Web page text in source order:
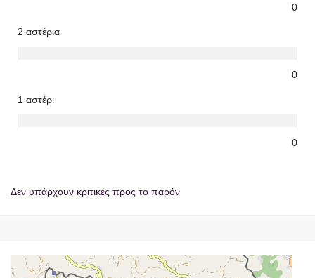
0
2 αστέρια
0
1 αστέρι
0
Δεν υπάρχουν κριτικές προς το παρόν